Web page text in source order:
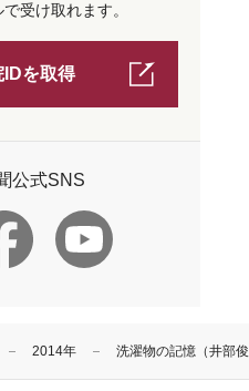
2014年 洗濯物の記憶（井部
受け取れます。
IDを取得
公式SNS